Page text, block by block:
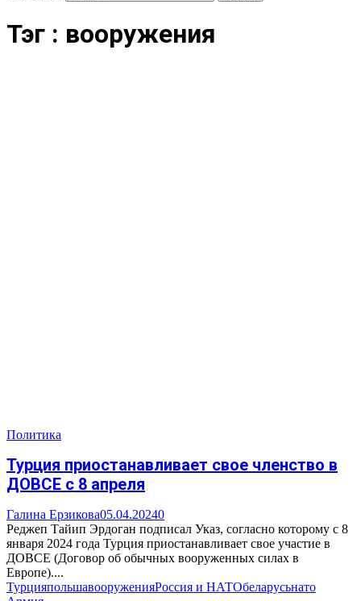
Тэг : вооружения
Политика
Турция приостанавливает свое членство в
ДОВСЕ с 8 апреля
Галина Ерзикова05.04.20240
Реджеп Тайип Эрдоган подписал Указ, согласно которому с 8
января 2024 года Турция приостанавливает свое участие в
ДОВСЕ (Договор об обычных вооруженных силах в
Европе)....
ТурцияпольшавооруженияРоссия и НАТОбеларусьнато